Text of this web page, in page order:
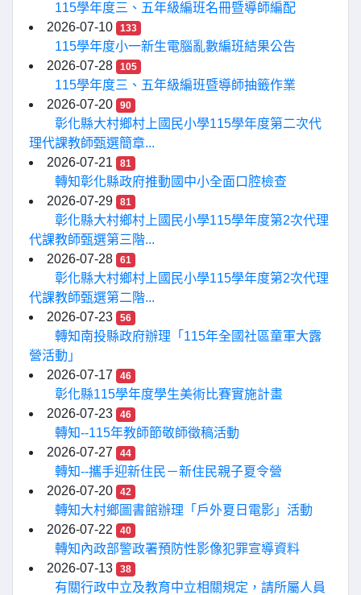
115學年度三、五年級編班名冊暨導師編配
2026-07-10
133
115學年度小一新生電腦亂數編班結果公告
2026-07-28
105
115學年度三、五年級編班暨導師抽籤作業
2026-07-20
90
彰化縣大村鄉村上國民小學115學年度第二次代
理代課教師甄選簡章...
2026-07-21
81
轉知彰化縣政府推動國中小全面口腔檢查
2026-07-29
81
彰化縣大村鄉村上國民小學115學年度第2次代理
代課教師甄選第三階...
2026-07-28
61
彰化縣大村鄉村上國民小學115學年度第2次代理
代課教師甄選第二階...
2026-07-23
56
轉知南投縣政府辦理「115年全國社區童軍大露
營活動」
2026-07-17
46
彰化縣115學年度學生美術比賽實施計畫
2026-07-23
46
轉知--115年教師節敬師徵稿活動
2026-07-27
44
轉知--攜手迎新住民－新住民親子夏令營
2026-07-20
42
轉知大村鄉圖書館辦理「戶外夏日電影」活動
2026-07-22
40
轉知內政部警政署預防性影像犯罪宣導資料
2026-07-13
38
有關行政中立及教育中立相關規定，請所屬人員